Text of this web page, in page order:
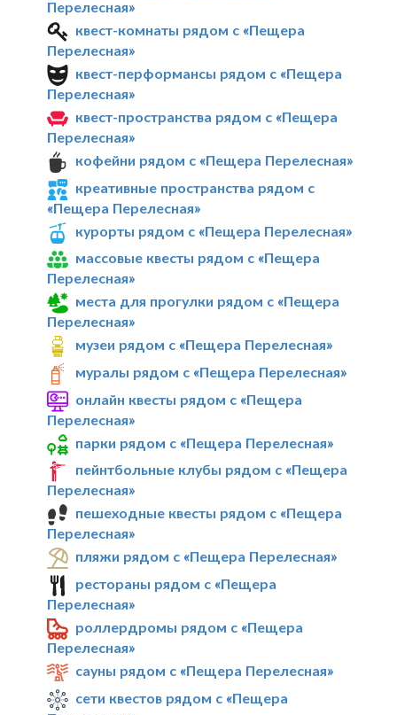
Перелесная»
квест-комнаты рядом с «Пещера
Перелесная»
квест-перформансы рядом с «Пещера
Перелесная»
квест-пространства рядом с «Пещера
Перелесная»
кофейни рядом с «Пещера Перелесная»
креативные пространства рядом с
«Пещера Перелесная»
курорты рядом с «Пещера Перелесная»
массовые квесты рядом с «Пещера
Перелесная»
места для прогулки рядом с «Пещера
Перелесная»
музеи рядом с «Пещера Перелесная»
муралы рядом с «Пещера Перелесная»
онлайн квесты рядом с «Пещера
Перелесная»
парки рядом с «Пещера Перелесная»
пейнтбольные клубы рядом с «Пещера
Перелесная»
пешеходные квесты рядом с «Пещера
Перелесная»
пляжи рядом с «Пещера Перелесная»
рестораны рядом с «Пещера
Перелесная»
роллердромы рядом с «Пещера
Перелесная»
сауны рядом с «Пещера Перелесная»
сети квестов рядом с «Пещера